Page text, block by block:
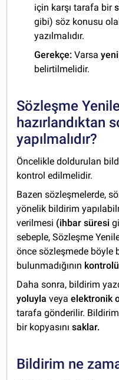
için karşı tarafa bir
gibi) söz konusu
yazılmalıdır.
Gerekçe: Varsa
belirtilmelidir.
Sözleşme
hazırlandıktan
yapılmalıdır?
Öncelikle doldurulan
kontrol edilmelidir.
Bazen sözleşmelerde,
yönelik bildirim
verilmesi (ihbar süresi
sebeple, Sözleşme
önce sözleşmede böyle
bulunmadığının
Daha sonra, bildirim
yoluyla veyaelektronik
tarafa gönderilir.
bir kopyasınısaklar.
Bildirim ne